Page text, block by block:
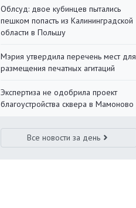
Облсуд: двое кубинцев пытались
пешком попасть из Калининградской
области в Польшу
Мэрия утвердила перечень мест для
размещения печатных агитаций
Экспертиза не одобрила проект
благоустройства сквера в Мамоново
Все новости за день